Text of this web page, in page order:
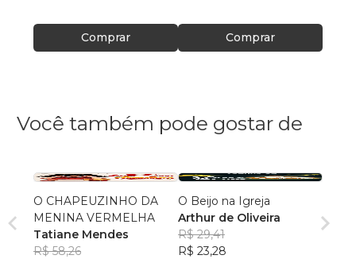
Comprar Comprar
Você também pode gostar de
O CHAPEUZINHO DA
MENINA VERMELHA
Tatiane Mendes
R$ 58,26
O Beijo na Igreja
Arthur de Oliveira
R$ 29,41
R$ 23,28